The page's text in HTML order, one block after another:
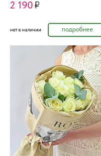
2 190
нет в наличии подробнее